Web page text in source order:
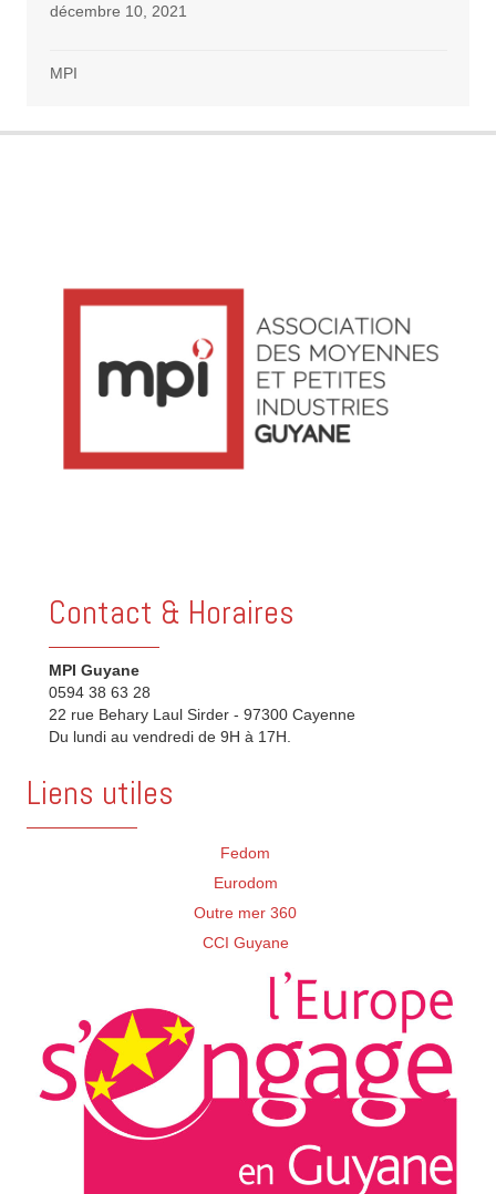
décembre 10, 2021
MPI
Contact & Horaires
MPI Guyane
0594 38 63 28
22 rue Behary Laul Sirder - 97300 Cayenne
Du lundi au vendredi de 9H à 17H.
Liens utiles
Fedom
Eurodom
Outre mer 360
CCI Guyane